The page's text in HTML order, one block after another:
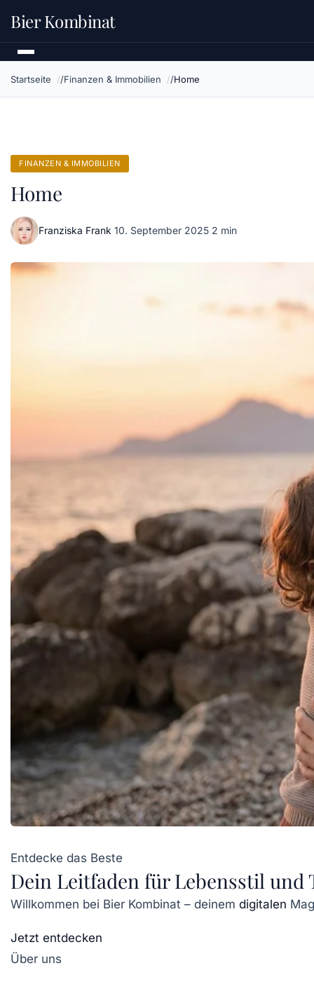
Bier Kombinat
Startseite Finanzen & Immobilien Home
FINANZEN & IMMOBILIEN
Home
Franziska Frank·10. September 2025·2 min
Entdecke das Beste
Dein Leitfaden für Lebensstil und
Willkommen bei Bier Kombinat – deinem digitalen
Jetzt entdecken
Über uns